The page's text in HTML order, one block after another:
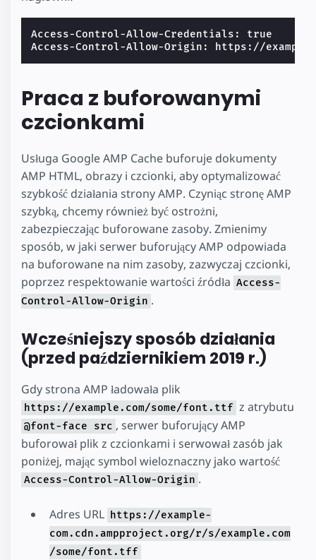
Access-Control-Allow-Credentials: true
Praca z buforowanymi
czcionkami
Usługa Google AMP Cache buforuje dokumenty
AMP HTML, obrazy i czcionki, aby optymalizować
szybkość działania strony AMP. Czyniąc stronę AMP
szybką, chcemy również być ostrożni,
zabezpieczając buforowane zasoby. Zmienimy
sposób, w jaki serwer buforujący AMP odpowiada
na buforowane na nim zasoby, zazwyczaj czcionki,
poprzez respektowanie wartości źródła Access-
Control-Allow-Origin .
Wcześniejszy sposób działania
(przed październikiem 2019 r.)
Gdy strona AMP ładowała plik
https://example.com/some/font.ttf z atrybutu
@font-face src , serwer buforujący AMP
buforował plik z czcionkami i serwował zasób jak
poniżej, mając symbol wieloznaczny jako wartość
Access-Control-Allow-Origin .
Adres URL
https://example-
com.cdn.ampproject.org/r/s/example.com
/some/font.tff